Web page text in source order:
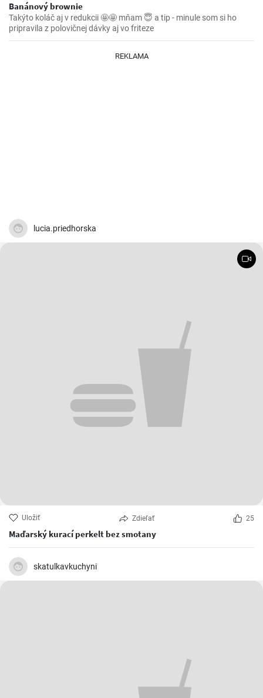
Banánový brownie
Takýto koláč aj v redukcii 🤩🤩 mňam 😇 a tip - minule som si ho
pripravila z polovičnej dávky aj vo friteze
REKLAMA
lucia.priedhorska
Uložiť Zdieľať 25
Maďarský kurací perkelt bez smotany
skatulkavkuchyni